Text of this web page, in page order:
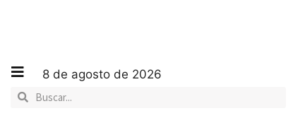
8 de agosto de 2026